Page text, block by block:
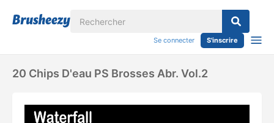
Se connecter S'inscrire
20 Chips D'eau PS Brosses Abr. Vol.2